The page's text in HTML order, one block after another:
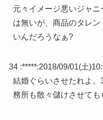
元々イメージ悪いジャ
は無いが、商品のタレ
いんだろうなぁ?
34 :*****:2018/09/01(土
結婚ぐらいさせたれよ
務所も散々儲けさせても